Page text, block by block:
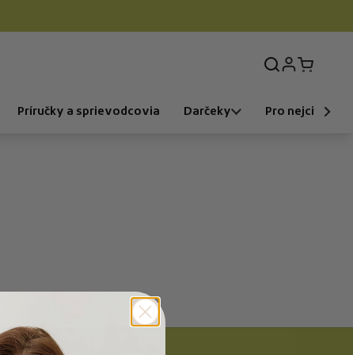
Prihlásenie
Otvorit
Príručky a sprievodcovia Darčeky Pro nejcitlivější